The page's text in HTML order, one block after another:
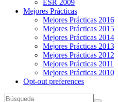
ESR 2009
Mejores Prácticas
Mejores Prácticas 2016
Mejores Prácticas 2015
Mejores Prácticas 2014
Mejores Prácticas 2013
Mejores Prácticas 2012
Mejores Prácticas 2011
Mejores Prácticas 2010
Opt-out preferences